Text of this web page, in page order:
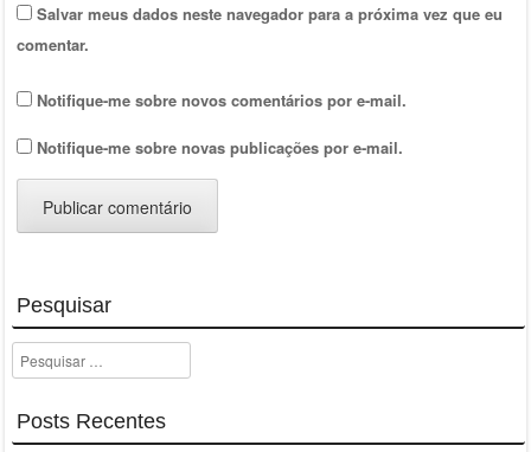
Salvar meus dados neste navegador para a próxima vez que eu
comentar.
Notifique-me sobre novos comentários por e-mail.
Notifique-me sobre novas publicações por e-mail.
Pesquisar
Pesquisar
Posts Recentes